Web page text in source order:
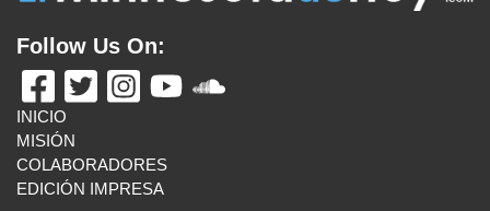
Follow Us On:
INICIO
MISIÓN
COLABORADORES
EDICIÓN IMPRESA